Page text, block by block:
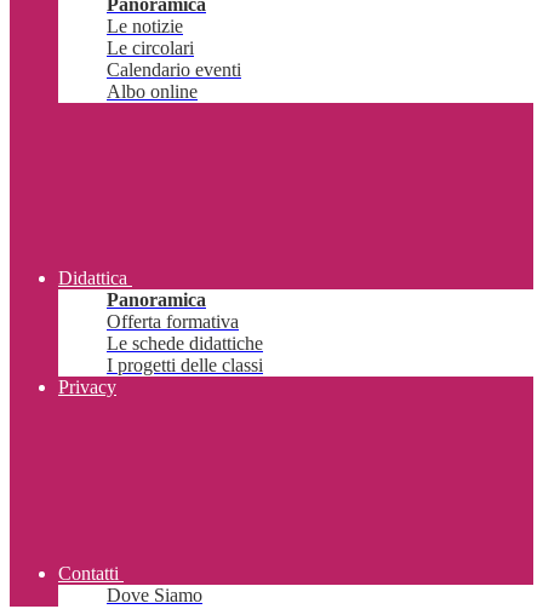
Panoramica
Le notizie
Le circolari
Calendario eventi
Albo online
Didattica
Panoramica
Offerta formativa
Le schede didattiche
I progetti delle classi
Privacy
Contatti
Dove Siamo